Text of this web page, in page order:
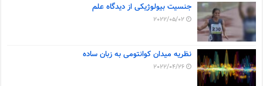
جنسیت بیولوژیکی از دیدگاه علم
2022/05/02
نظریه میدان کوانتومی به زبان ساده
2022/04/26